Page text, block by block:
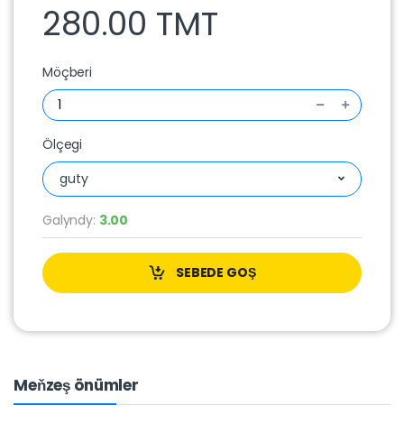
280.00 TMT
Möçberi
Ölçegi
guty
Galyndy: 3.00
SEBEDE GOŞ
Meňzeş önümler